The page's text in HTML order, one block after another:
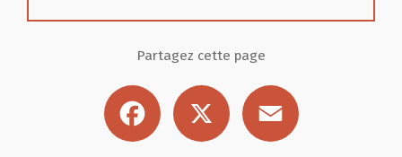
Partagez cette page
Facebook